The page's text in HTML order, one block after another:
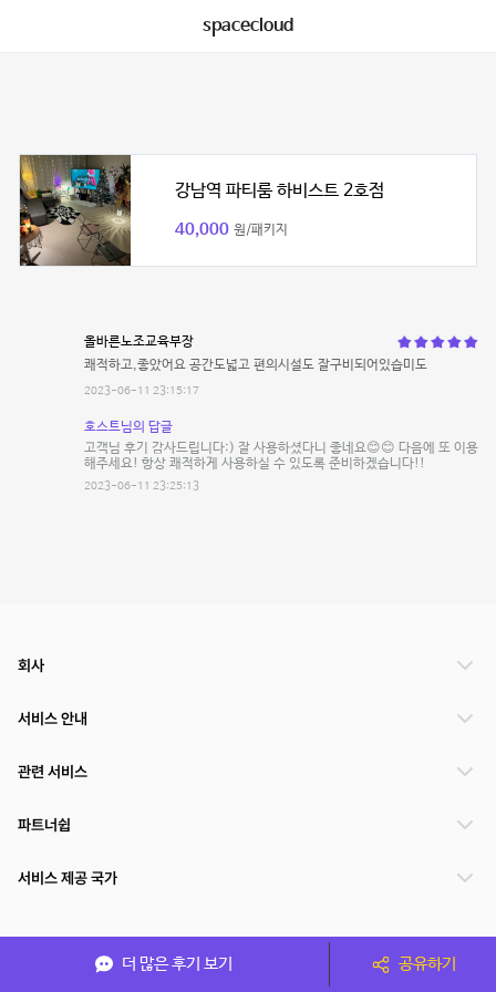
spacecloud
강남역 파티룸 하비스트 2호점
40,000 원/패키지
올바른노조교육부장
쾌적하고,좋았어요 공간도넓고 편의시설도 잘구비되어있습미도
2023-06-11 23:15:17
호스트님의 답글
고객님 후기 감사드립니다:) 잘 사용하셨다니 좋네요😊😊 다음에 또 이용
해주세요! 항상 쾌적하게 사용하실 수 있도록 준비하겠습니다!!
2023-06-11 23:25:13
더 많은 후기 보기 공유하기
회사
서비스 안내
관련 서비스
파트너쉽
서비스 제공 국가
(주)NSPACE 사업자정보